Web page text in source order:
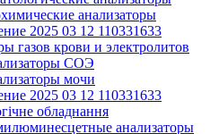
анализаторы
газов крови и электролитов
СОЭ
мочи
обладнання
анализаторы